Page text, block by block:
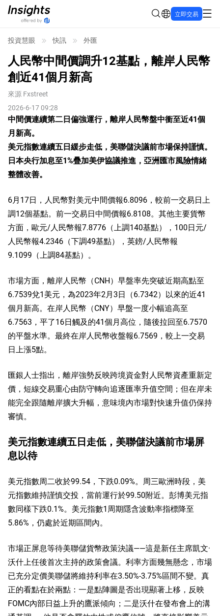
立即交易
投資慧眼 快訊 外匯
人民幣中間價調升12基點，離岸人民幣
創近41個月新高
來源 Fxstreet
2026-6-17 09:28
中間價連續第二日偏強運行，離岸人民幣盤中衝至近41個
月新高。
美元指數連續五日緩步走低，美聯儲決議前市場保持謹慎。
日本央行加息至1%疊加美伊協議推進，亞洲匯市風險情緒
整體改善。
6月17日，人民幣對美元中間價報6.8096，較前一交易日上
調12個基點。前一交易日中間價報6.8108。其他主要貨幣
方面，歐元/人民幣報7.8776（上調140基點），100日元/
人民幣報4.2346（下調49基點），英鎊/人民幣報
9.1099（上調84基點）。
市場方面，離岸人民幣（CNH）早盤率先突破近期高點至
6.7539兌1美元，為2023年2月3日（6.7342）以來的近41
個月新高。在岸人民幣（CNY）早盤一度小幅追高至
6.7563，平了16日觸及的41個月高位，隨後拉回至6.7570
的平盤水準。最終在岸人民幣收盤報6.7569，較上一交易
日上漲5點。
匯銀人士指出，離岸強勢反映跨境資金對人民幣資產重新定
價，短線交易重心由防守轉向追逐匯率升值空間；但在岸未
能完全跟隨離岸擴大升幅，意味境內市場對快速升值仍保持
審慎。
美元指數連續五日走低，美聯儲決議前市場屏
息以待
美元指數周二收於99.54，下跌0.09%。周三歐洲時段，美
元指數維持謹慎交投，當前運行於99.50附近。彭博美元指
數同樣下跌0.1%。美元指數1周期隱含波動率指標降至
5.86%，仍處於近期區間內。
市場正屏息等待美聯儲貨幣政策決議——這是新任主席凱文·
沃什上任後首次主持的政策會議。利率方面幾無懸念，市場
已充分定價美聯儲將維持利率在3.50%-3.75%區間不變。真
正的看點在於兩點：一是點陣圖是否出現顯著上移，反映
FOMC內部日益上升的鷹派傾向；二是沃什在發布會上的溝